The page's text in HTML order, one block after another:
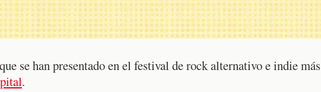
se han presentado en el festival de rock alternativo e indie más
.